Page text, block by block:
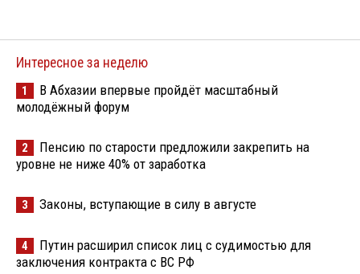
Интересное за неделю
1
В Абхазии впервые пройдёт масштабный
молодёжный форум
2
Пенсию по старости предложили закрепить на
уровне не ниже 40% от заработка
3 Законы, вступающие в силу в августе
4
Путин расширил список лиц с судимостью для
заключения контракта с ВС РФ